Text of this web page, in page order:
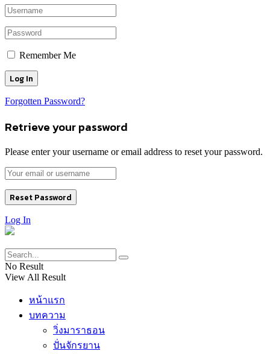
Remember Me
Forgotten Password?
Retrieve your password
Please enter your username or email address to reset your password.
Log In
No Result
View All Result
หน้าแรก
บทความ
วิ่งมาราธอน
ปั่นจักรยาน